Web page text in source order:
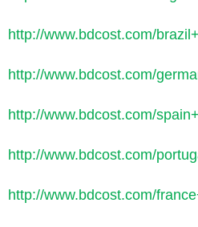
http://www.bdcost.com/
http://www.bdcost.com/
http://www.bdcost.com/
http://www.bdcost.com/
http://www.bdcost.com/